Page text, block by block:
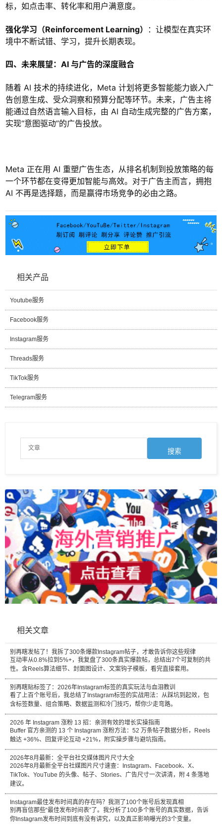
标，如点击率、转化率和用户满意度。
强化学习（Reinforcement Learning）
：让模型在真实环
境中不断试错、学习，提升长期表现。
四、未来展望：AI 与广告的深度融合
随着 AI 技术的持续进化，Meta 计划将更多智能能力嵌入广
告创意生成、受众洞察和预算分配等环节。未来，广告主将
能通过自然语言输入目标，由 AI 自动生成完整的广告方案，
实现“意图驱动”的广告投放。
Meta 正在用 AI 重塑广告生态，从排名机制到投放策略的每
一个环节都在变得更加智能与高效。对于广告主而言，拥抱
AI 不再是选择题，而是赢得市场竞争的必由之路。
相关产品
Youtube服务
Facebook服务
Instagram服务
Threads服务
TikTok服务
Telegram服务
相关文章
别再瞎发帖了！我拆了300条爆款Instagram帖子，才敢告诉你这些规律
互动率从0.8%拉到5%+，我复盘了300条真实爆款帖，总结出7个可复制的共
性。含Reels算法细节、封面图设计、文案钩子模板，看完直接套用。
别再瞎贴标签了：2026年Instagram标签的真实玩法与血泪教训
看了上百个账号后，我总结了Instagram标签的实战用法：从踩坑到起效，包
含标签数量、组合策略、数据监测和冷门技巧，帮你少走弯路。
2026 年 Instagram 涨粉 13 招：亲测有效的增长实操指南
Buffer 官方亲测的 13 个 Instagram 涨粉方法：52 万条帖子数据分析，Reels
触达 +36%、回复评论互动 +21%，附实操步骤与避坑指南。
2026年8月最新：全平台社交媒体图片尺寸大全
2026年8月最新全平台社媒图片尺寸速查：Instagram、Facebook、X、
TikTok、YouTube 的头像、帖子、Stories、广告尺寸一次讲清，附 4 条落地
建议。
Instagram最佳发布时间真的存在吗？我测了100个账号后发现真相
别再盲信那些“最佳发布时间表”了。我分析了100多个账号的真实数据，告诉
你Instagram发布时间到底有没有讲究，以及真正影响曝光的3个变量。